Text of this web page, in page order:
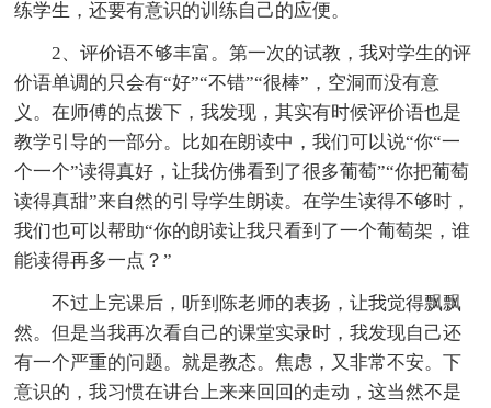
练学生，还要有意识的训练自己的应便。
2、评价语不够丰富。第一次的试教，我对学生的评
价语单调的只会有“好”“不错”“很棒”，空洞而没有意
义。在师傅的点拨下，我发现，其实有时候评价语也是
教学引导的一部分。比如在朗读中，我们可以说“你“一
个一个”读得真好，让我仿佛看到了很多葡萄”“你把葡萄
读得真甜”来自然的引导学生朗读。在学生读得不够时，
我们也可以帮助“你的朗读让我只看到了一个葡萄架，谁
能读得再多一点？”
不过上完课后，听到陈老师的表扬，让我觉得飘飘
然。但是当我再次看自己的课堂实录时，我发现自己还
有一个严重的问题。就是教态。焦虑，又非常不安。下
意识的，我习惯在讲台上来来回回的走动，这当然不是